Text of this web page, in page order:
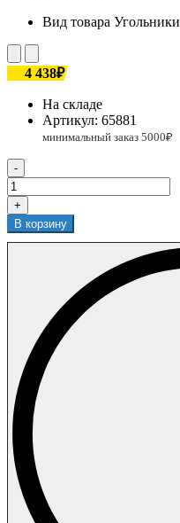
Вид товара Угольники
4 438₽
На складе
Артикул: 65881
-
+
В корзину